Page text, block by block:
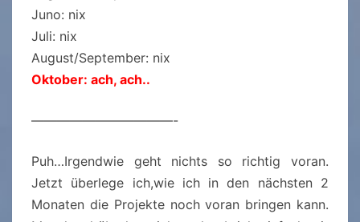
Juno: nix
Juli: nix
August/September: nix
Oktober: ach, ach..
———————————-
Puh…Irgendwie geht nichts so richtig voran.
Jetzt überlege ich,wie ich in den nächsten 2
Monaten die Projekte noch voran bringen kann.